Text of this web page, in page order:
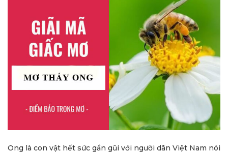
Ong là con vật hết sức gần gũi với người dân Việt Nam nói